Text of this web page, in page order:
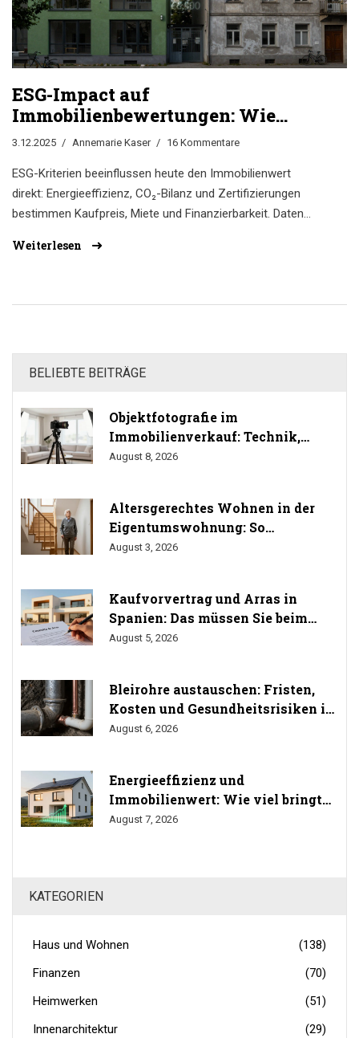
ESG-Impact auf
Immobilienbewertungen: Wie
Nachhaltigkeit den Marktwert
3.12.2025 Annemarie Kaser 16 Kommentare
ESG-Kriterien beeinflussen heute den Immobilienwert
direkt: Energieeffizienz, CO₂-Bilanz und Zertifizierungen
bestimmen Kaufpreis, Miete und Finanzierbarkeit. Daten
alten Gebäuden.
Weiterlesen
BELIEBTE BEITRÄGE
Objektfotografie im
Immobilienverkauf: Technik,
Perspektiven und Do's & Don'ts
August 8, 2026
Altersgerechtes Wohnen in der
Eigentumswohnung: So
durchsetzen Sie Ihr Umbaurecht
August 3, 2026
Kaufvorvertrag und Arras in
Spanien: Das müssen Sie beim
Immobilienkauf wissen
August 5, 2026
Bleirohre austauschen: Fristen,
Kosten und Gesundheitsrisiken im
Trinkwasser
August 6, 2026
Energieeffizienz und
Immobilienwert: Wie viel bringt
Sanierung wirklich? (Studien
August 7, 2026
KATEGORIEN
Haus und Wohnen
(138)
Finanzen
(70)
Heimwerken
(51)
Innenarchitektur
(29)